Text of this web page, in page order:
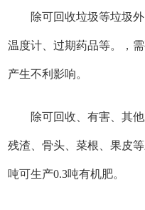
除可回收垃圾等垃圾
温度计、过期药品等。，
产生不利影响。
除可回收、有害、其
残渣、骨头、菜根、果皮
吨可生产0.3吨有机肥。